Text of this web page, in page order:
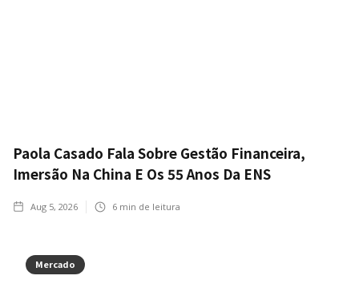
Paola Casado Fala Sobre Gestão Financeira,
Imersão Na China E Os 55 Anos Da ENS
Aug 5, 2026 6 min de leitura
Mercado